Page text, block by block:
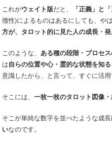
これがウェイト版だと、
「正義」と
徴性)によるものはあるにしても、や
方が、タロット的に見た人の成長・
このような、 ある種の段階・プロセ
は自らの位置や心・霊的な状態を知
意識したから、と言って、すぐに活
そこには、 一枚一枚のタロット図像
そこが単純な数字を並べたような成
いなのです。